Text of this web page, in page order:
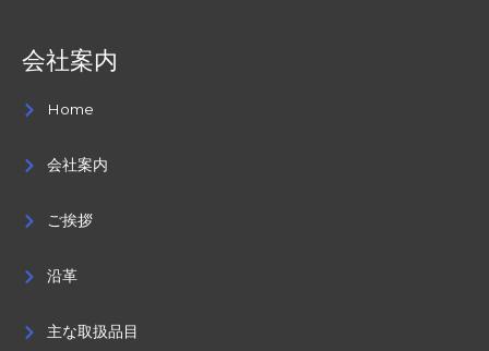
会社案内
Home
会社案内
ご挨拶
沿革
主な取扱品目